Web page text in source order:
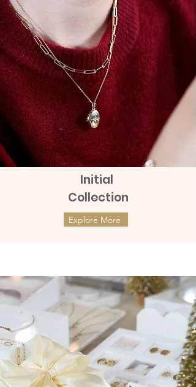
gold and are embellished with real
brilliant diamonds. It is a perfect gift for
any receiver.
ต่างหูปักก้านทองแท้ 9K ตัวอักษร (แป้น
หมุน)
ต่างหูปักก้านทองแท้ 9K ตัวอักษร (แป้น
หมุน) คู่นี้ได้รับการออกแบบมาโดย
เฉพาะและผลิตจากทอง 9K คุณภาพสูงที่
ผ่านการขัดเกลา และประดับด้วยเพชรแท้
ที่แวววาว เป็นของขวัญที่สมบูรณ์แบบ
สำหรับผู้รับทุกคน
(Screw Backs) are exclusively designed
and made of refined high quality of 9K
gold and are embellished with real
brilliant diamonds. It is a perfect gift for
any receiver.
ต่างหูปักก้านทองแท้ 9K ตัวอักษร (แป้น
หมุน)
ต่างหูปักก้านทองแท้ 9K ตัวอักษร (แป้น
หมุน) คู่นี้ได้รับการออกแบบมาโดย
เฉพาะและผลิตจากทอง 9K คุณภาพสูงที่
ผ่านการขัดเกลา และประดับด้วยเพชรแท้
ที่แวววาว เป็นของขวัญที่สมบูรณ์แบบ
สำหรับผู้รับทุกคน
Price
฿8,990.00
Initial
Collection
Explore More